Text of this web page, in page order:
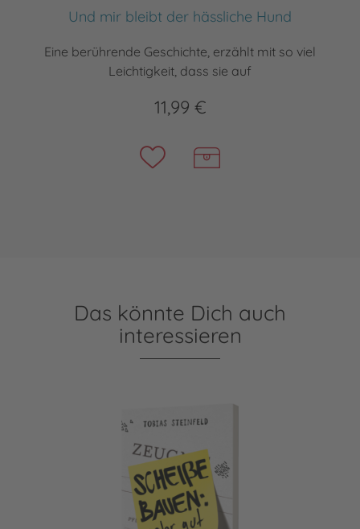
Und mir bleibt der hässliche Hund
Eine berührende Geschichte, erzählt mit so viel
Leichtigkeit, dass sie auf
11,99 €
Das könnte Dich auch
interessieren
Scheiße bauen: sehr gut